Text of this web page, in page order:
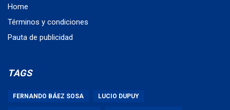
Home
Términos y condiciones
Pauta de publicidad
TAGS
FERNANDO BÁEZ SOSA LUCIO DUPUY